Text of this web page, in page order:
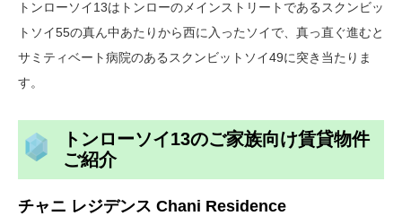
トンローソイ13はトンローのメインストリートであるスクンビッ
トソイ55の真ん中あたりから西に入ったソイで、真っ直ぐ進むと
サミティベート病院のあるスクンビットソイ49に突き当たりま
す。
トンローソイ13のご家族向け賃貸物件
ご紹介
チャニ レジデンス Chani Residence